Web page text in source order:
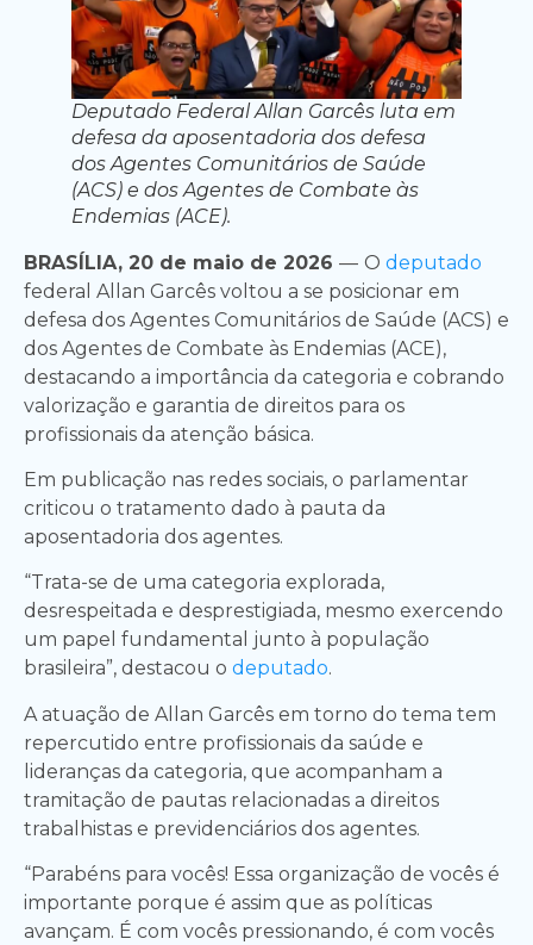
Deputado Federal Allan Garcês luta em
defesa da aposentadoria dos defesa
dos Agentes Comunitários de Saúde
(ACS) e dos Agentes de Combate às
Endemias (ACE).
BRASÍLIA, 20 de maio de 2026 — O deputado
federal Allan Garcês voltou a se posicionar em
defesa dos Agentes Comunitários de Saúde (ACS) e
dos Agentes de Combate às Endemias (ACE),
destacando a importância da categoria e cobrando
valorização e garantia de direitos para os
profissionais da atenção básica.
Em publicação nas redes sociais, o parlamentar
criticou o tratamento dado à pauta da
aposentadoria dos agentes.
“Trata-se de uma categoria explorada,
desrespeitada e desprestigiada, mesmo exercendo
um papel fundamental junto à população
brasileira”, destacou o deputado.
A atuação de Allan Garcês em torno do tema tem
repercutido entre profissionais da saúde e
lideranças da categoria, que acompanham a
tramitação de pautas relacionadas a direitos
trabalhistas e previdenciários dos agentes.
“Parabéns para vocês! Essa organização de vocês é
importante porque é assim que as políticas
avançam. É com vocês pressionando, é com vocês